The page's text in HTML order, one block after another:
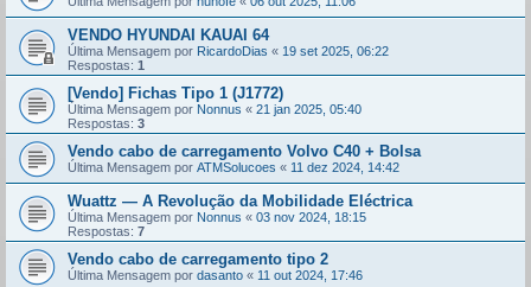
VENDO HYUNDAI KAUAI 64
Última Mensagem por RicardoDias « 19 set 2025, 06:22
Respostas: 1
[Vendo] Fichas Tipo 1 (J1772)
Última Mensagem por Nonnus « 21 jan 2025, 05:40
Respostas: 3
Vendo cabo de carregamento Volvo C40 + Bolsa
Última Mensagem por ATMSolucoes « 11 dez 2024, 14:42
Wuattz — A Revolução da Mobilidade Eléctrica
Última Mensagem por Nonnus « 03 nov 2024, 18:15
Respostas: 7
Vendo cabo de carregamento tipo 2
Última Mensagem por dasanto « 11 out 2024, 17:46